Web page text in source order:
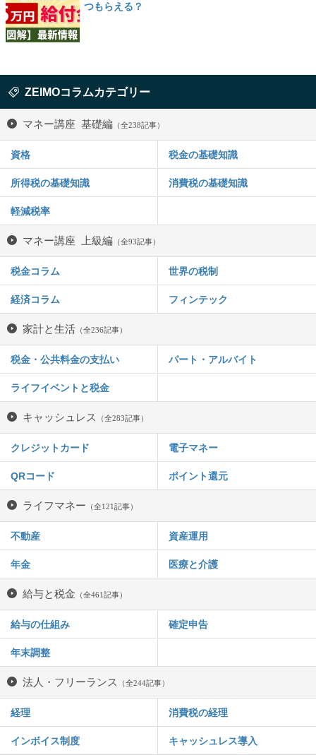
つもらえる？
ZEIMOコラムカテゴリー
マネー講座 基礎編 （全238記事）
資格 税金の基礎知識
所得税の基礎知識 消費税の基礎知識
軽減税率
マネー講座 上級編 （全93記事）
税金コラム 世界の税制
経済コラム フィンテック
家計と生活 （全236記事）
税金・公共料金の支払い パート・アルバイト
ライフイベントと税金
キャッシュレス （全283記事）
クレジットカード 電子マネー
QRコード ポイント還元
ライフマネー （全121記事）
不動産 資産運用
年金 医療と介護
給与と税金 （全461記事）
給与の仕組み 確定申告
年末調整
法人・フリーランス （全244記事）
経理 消費税の経理
インボイス制度 キャッシュレス導入